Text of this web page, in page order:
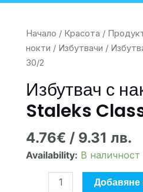
Начало / Красота /
нокти / Избутвачи /
30/2
Избутвач с
Staleks
4.76€ / 9.31 лв.
Availability: В наличност
количество
за
Избутвач
накрайник
за
Staleks
Classic
Добавяне